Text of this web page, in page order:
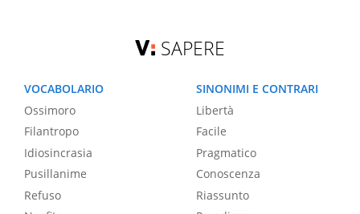
SAPERE
VOCABOLARIO
Ossimoro
Filantropo
Idiosincrasia
Pusillanime
Refuso
SINONIMI E CONTRARI
Libertà
Facile
Pragmatico
Conoscenza
Riassunto